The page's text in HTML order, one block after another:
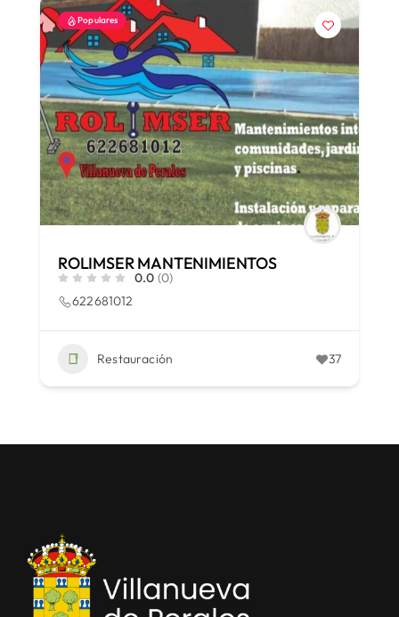
Populares
ROLIMSER MANTENIMIENTOS
0.0 (0)
622681012
Restauración 37